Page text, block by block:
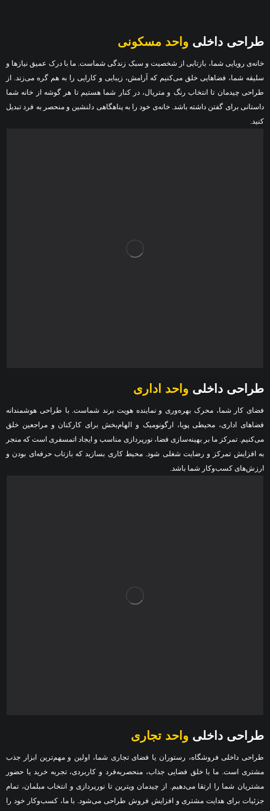
طراحی داخلی واحد مسکونی
خانه‌ی رویایی شما، بازتابی از شخصیت و سبک زندگی شماست. ما با درک عمیق نیازها و
سلیقه شما، فضاهایی خلق می‌کنیم که آرامش، زیبایی و کارایی را به هم گره می‌زند. از
طراحی چیدمان تا انتخاب رنگ و متریال، در کنار شما هستیم تا هر گوشه از خانه شما
داستانی برای گفتن داشته باشد. خانه‌ی خود را به پناهگاهی دلنشین و منحصر به فرد تبدیل
کنید.
طراحی داخلی واحد اداری
فضای کار شما، محرک بهره‌وری و نماینده هویت برند شماست. با طراحی هوشمندانه
فضاهای اداری، محیطی پویا، ارگونومیک و الهام‌بخش برای کارکنان و مراجعین خلق
می‌کنیم. تمرکز ما بر بهینه‌سازی فضا، نورپردازی مناسب و ایجاد اتمسفری است که منجر
به افزایش تمرکز و رضایت شغلی شود. محیط کاری بسازید که بازتاب حرفه‌ای بودن و
ارزش‌های کسب‌وکار شما باشد.
طراحی داخلی واحد تجاری
طراحی داخلی فروشگاه، رستوران یا فضای تجاری شما، اولین و مهم‌ترین ابزار جذب
مشتری است. ما با خلق فضایی جذاب، منحصربه‌فرد و کاربردی، تجربه خرید یا حضور
مشتریان شما را ارتقا می‌دهیم. از چیدمان ویترین تا نورپردازی و انتخاب مبلمان، تمام
جزئیات برای هدایت مشتری و افزایش فروش طراحی می‌شود. با ما، کسب‌وکار خود را